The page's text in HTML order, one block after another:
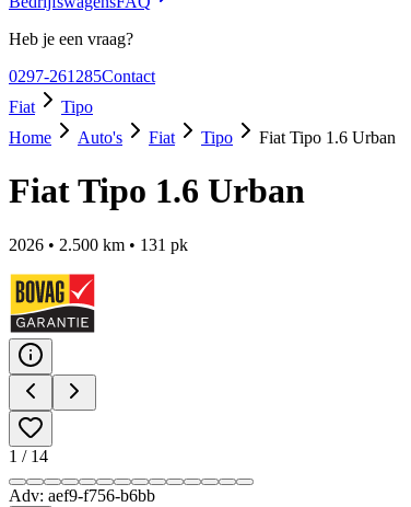
Heb je een vraag?
0297-261285Contact
Fiat
Tipo
Home
Auto's Fiat Tipo Fiat Tipo 1.6 Urban
Fiat Tipo 1.6 Urban
2026 • 2.500 km • 131 pk
1 / 14
Adv: aef9-f756-b6bb